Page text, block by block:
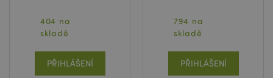
404 na
skladě
PŘIHLÁŠENÍ
794 na
skladě
PŘIHLÁŠENÍ